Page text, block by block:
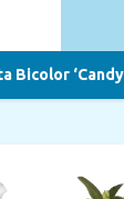
Bicolor